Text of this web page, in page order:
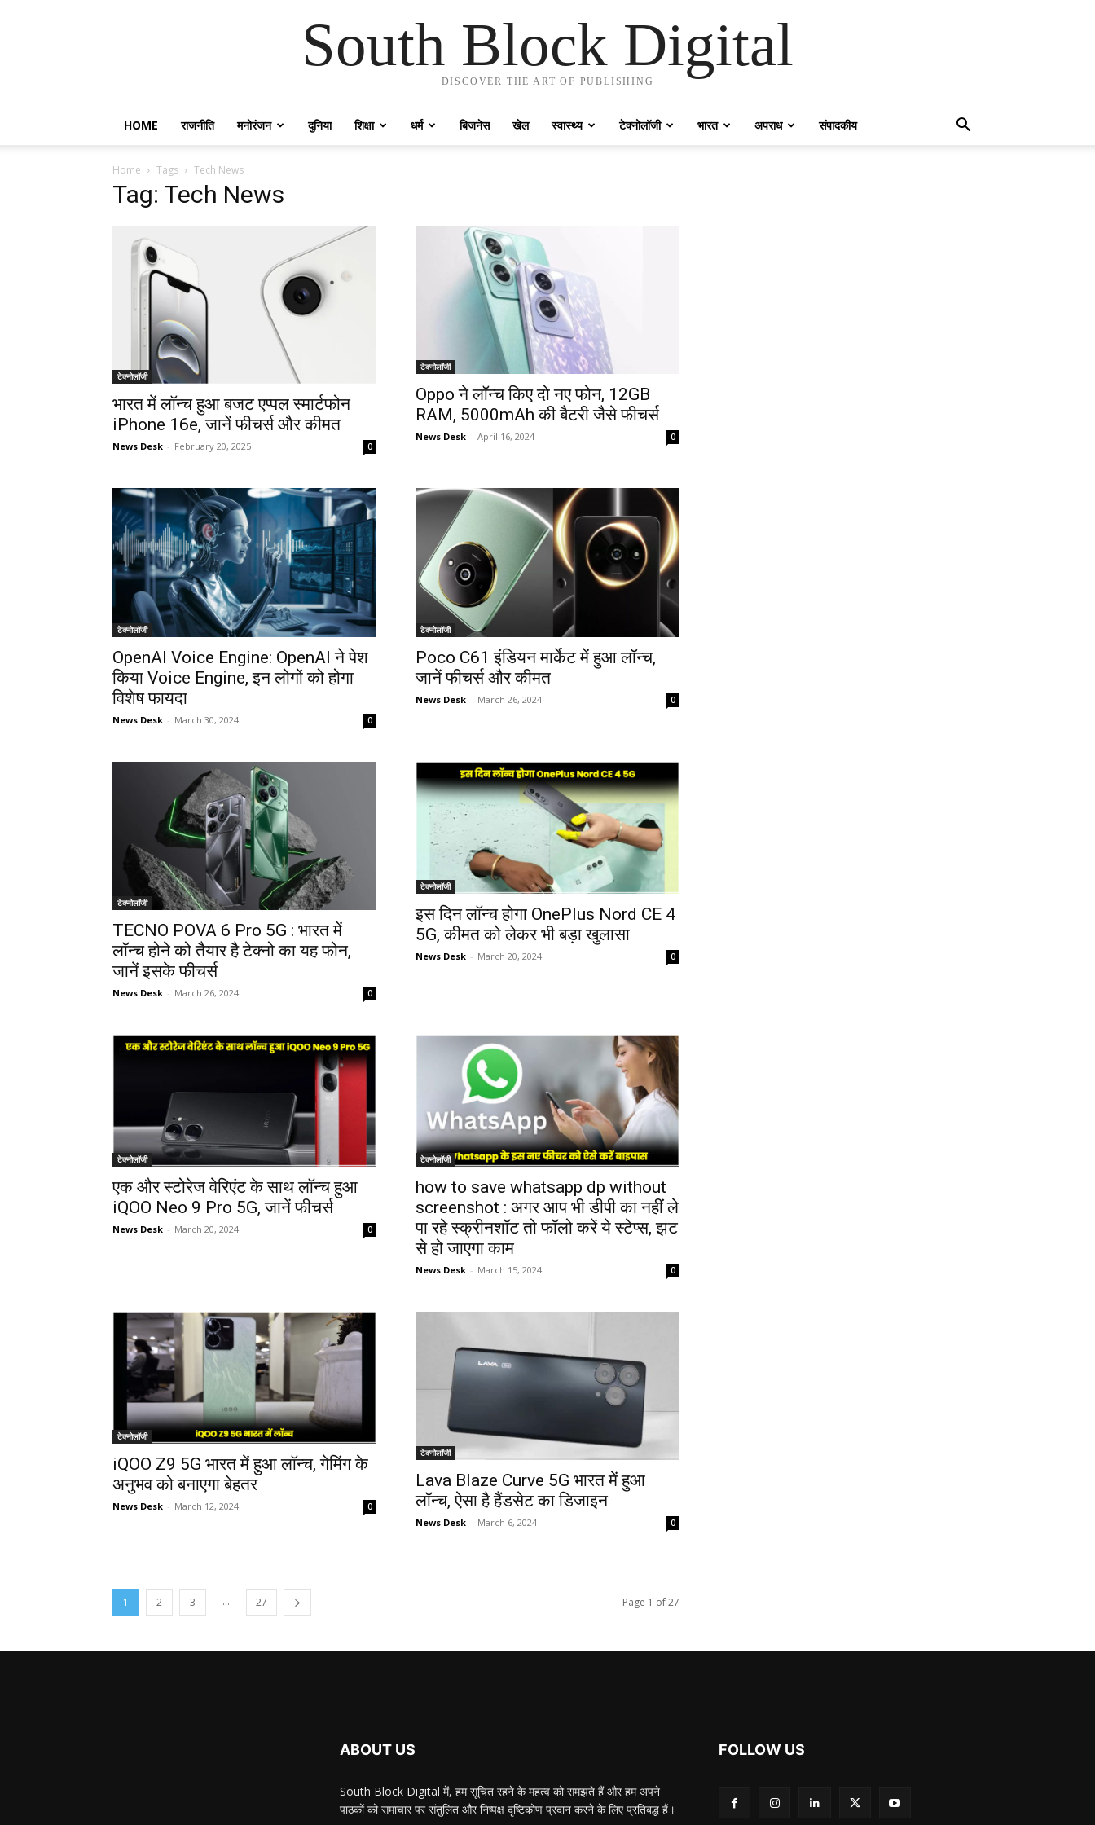
South Block Digital
DISCOVER THE ART OF PUBLISHING
HOME राजनीति मनोरंजन दुनिया शिक्षा धर्म बिजनेस खेल स्वास्थ्य टेक्नोलॉजी भारत अपराध संपादकीय
Home Tags Tech News
Tag: Tech News
टेक्नोलॉजी
भारत में लॉन्च हुआ बजट एप्पल स्मार्टफोन
iPhone 16e, जानें फीचर्स और कीमत
News Desk - February 20, 2025 0
टेक्नोलॉजी
Oppo ने लॉन्च किए दो नए फोन, 12GB
RAM, 5000mAh की बैटरी जैसे फीचर्स
News Desk - April 16, 2024 0
टेक्नोलॉजी
OpenAI Voice Engine: OpenAI ने पेश
किया Voice Engine, इन लोगों को होगा
विशेष फायदा
News Desk - March 30, 2024 0
टेक्नोलॉजी
Poco C61 इंडियन मार्केट में हुआ लॉन्च,
जानें फीचर्स और कीमत
News Desk - March 26, 2024 0
टेक्नोलॉजी
TECNO POVA 6 Pro 5G : भारत में
लॉन्च होने को तैयार है टेक्नो का यह फोन,
जानें इसके फीचर्स
News Desk - March 26, 2024 0
टेक्नोलॉजी
इस दिन लॉन्च होगा OnePlus Nord CE 4
5G, कीमत को लेकर भी बड़ा खुलासा
News Desk - March 20, 2024 0
टेक्नोलॉजी
एक और स्टोरेज वेरिएंट के साथ लॉन्च हुआ
iQOO Neo 9 Pro 5G, जानें फीचर्स
News Desk - March 20, 2024 0
टेक्नोलॉजी
how to save whatsapp dp without
screenshot : अगर आप भी डीपी का नहीं ले
पा रहे स्क्रीनशॉट तो फॉलो करें ये स्टेप्स, झट
से हो जाएगा काम
News Desk - March 15, 2024 0
टेक्नोलॉजी
iQOO Z9 5G भारत में हुआ लॉन्च, गेमिंग के
अनुभव को बनाएगा बेहतर
News Desk - March 12, 2024 0
टेक्नोलॉजी
Lava Blaze Curve 5G भारत में हुआ
लॉन्च, ऐसा है हैंडसेट का डिजाइन
News Desk - March 6, 2024 0
1 2 3 ... 27 Page 1 of 27
ABOUT US
South Block Digital में, हम सूचित रहने के महत्व को समझते हैं और हम अपने
पाठकों को समाचार पर संतुलित और निष्पक्ष दृष्टिकोण प्रदान करने के लिए प्रतिबद्ध हैं।
FOLLOW US